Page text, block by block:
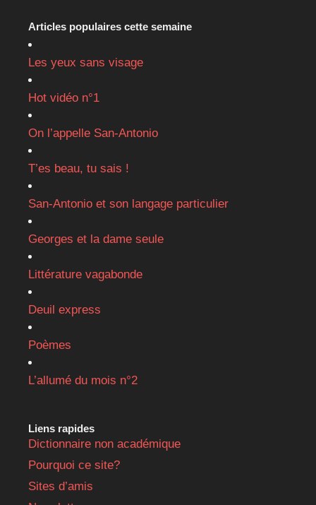
Articles populaires cette semaine
Les yeux sans visage
Hot vidéo n°1
On l’appelle San-Antonio
T’es beau, tu sais !
San-Antonio et son langage particulier
Georges et la dame seule
Littérature vagabonde
Deuil express
Poèmes
L’allumé du mois n°2
Liens rapides
Dictionnaire non académique
Pourquoi ce site?
Sites d’amis